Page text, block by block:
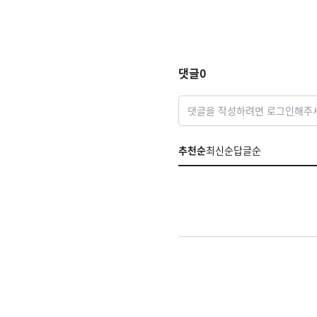
댓글0
댓글을 작성하려면 로그인해주
추천순최신순답글순